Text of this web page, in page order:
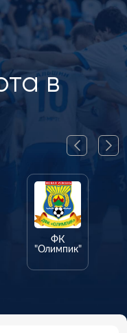
в
ФК
"Олимпик"